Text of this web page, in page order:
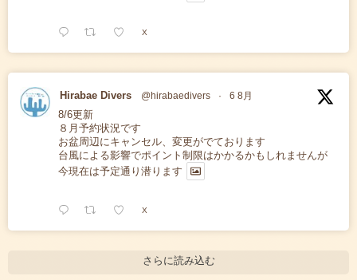
X
Hirabae Divers @hirabaedivers · 6 8月
8/6更新
８月予約状況です
お盆周辺にキャンセル、変更がでております
台風による影響でポイント制限はかかるかもしれませんが
今現在は予定通り潜ります
X
さらに読み込む